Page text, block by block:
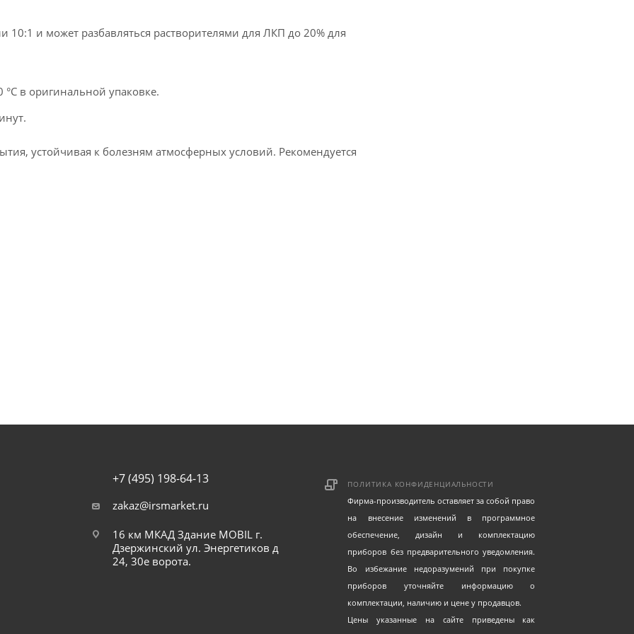
в оригинальной упаковке.
и может разбавляться растворителями для ЛКП до 20% для
устойчивая к болезням атмосферных условий. Рекомендуется
полипропилена).
топливо.
+7 (495) 198-64-13
zakaz@irsmarket.ru
16 км МКАД Здание MOBIL г.
Дзержинский ул. Энергетиков д
24, 30е ворота.
ПОЛИТИКА КОНФИДЕНЦИАЛЬНОСТИ
Фирма-производитель оставляет за собой право
на внесение изменений в программное
обеспечение, дизайн и комплектацию
приборов без предварительного уведомления.
Во избежание недоразумений при покупке
приборов уточняйте информацию о
комплектации, наличию и цене у продавцов.
Цены указанные на сайте приведены как